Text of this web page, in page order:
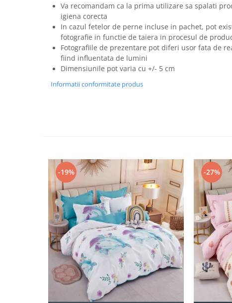
Va recomandam ca la prima utilizare sa spalati
igiena corecta
In cazul fetelor de perne incluse in pachet, pot
fotografie in functie de taiera in procesul de
Fotografiile de prezentare pot diferi usor fata de
fiind influentata de lumini
Dimensiunile pot varia cu +/- 5 cm
Informatii conformitate produs
-19% -27%